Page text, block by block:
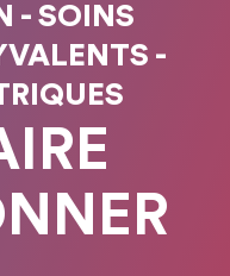
- SOINS
-